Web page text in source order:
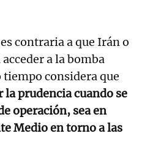
contraria a que Irán o
a la bomba
considera que
prudencia cuando se
operación, sea en
Medio en torno a las